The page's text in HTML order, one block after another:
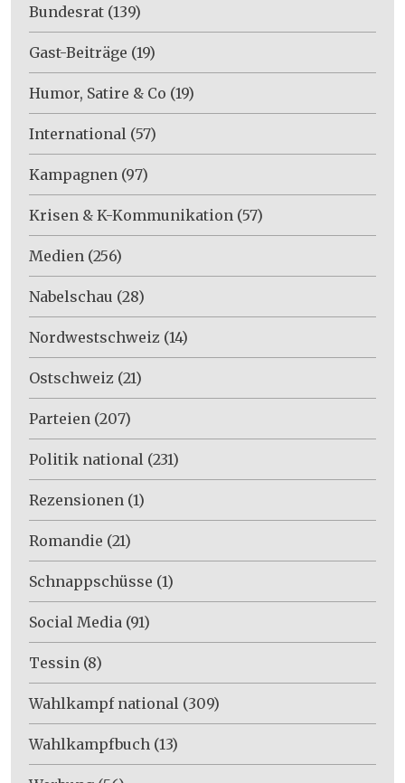
Bundesrat (139)
Gast-Beiträge (19)
Humor, Satire & Co (19)
International (57)
Kampagnen (97)
Krisen & K-Kommunikation (57)
Medien (256)
Nabelschau (28)
Nordwestschweiz (14)
Ostschweiz (21)
Parteien (207)
Politik national (231)
Rezensionen (1)
Romandie (21)
Schnappschüsse (1)
Social Media (91)
Tessin (8)
Wahlkampf national (309)
Wahlkampfbuch (13)